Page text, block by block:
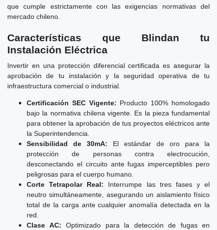
que cumple estrictamente con las exigencias normativas del
mercado chileno.
Características que Blindan tu
Instalación Eléctrica
Invertir en una protección diferencial certificada es asegurar la
aprobación de tu instalación y la seguridad operativa de tu
infraestructura comercial o industrial.
Certificación SEC Vigente: Producto 100% homologado
bajo la normativa chilena vigente. Es la pieza fundamental
para obtener la aprobación de tus proyectos eléctricos ante
la Superintendencia.
Sensibilidad de 30mA: El estándar de oro para la
protección de personas contra electrocución,
desconectando el circuito ante fugas imperceptibles pero
peligrosas para el cuerpo humano.
Corte Tetrapolar Real: Interrumpe las tres fases y el
neutro simultáneamente, asegurando un aislamiento físico
total de la carga ante cualquier anomalía detectada en la
red.
Clase AC: Optimizado para la detección de fugas en